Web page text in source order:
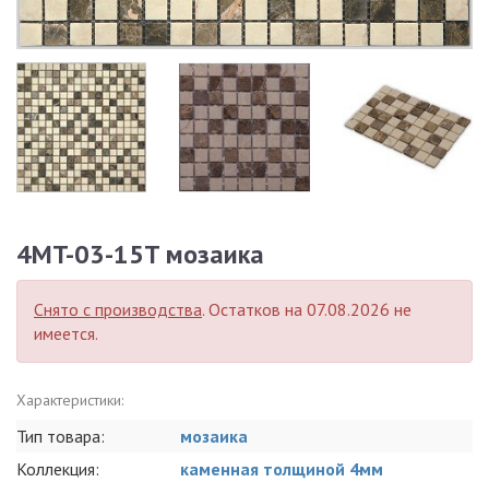
4MT-03-15T мозаика
Снято с производства. Остатков на 07.08.2026 не
имеется.
Характеристики:
Тип товара:
мозаика
Коллекция:
каменная толщиной 4мм